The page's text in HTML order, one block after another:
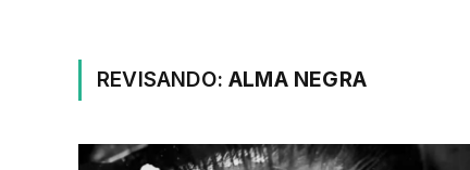
REVISANDO:ALMA NEGRA